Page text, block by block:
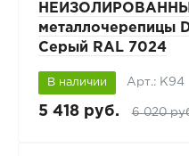
металлочерепицы
Серый RAL 7024
В наличии Арт.: К94
5 418 руб. 6 020